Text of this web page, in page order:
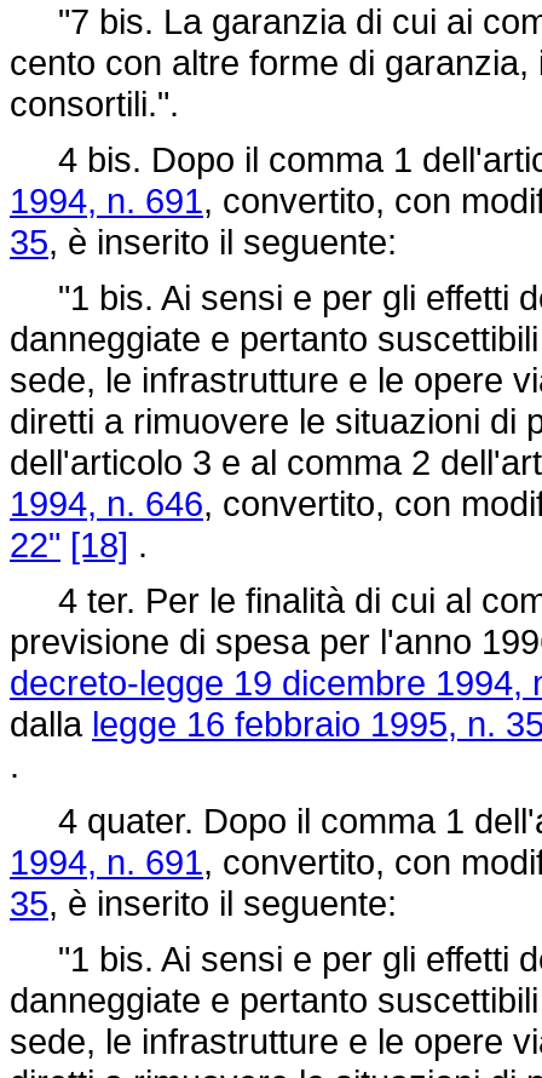
"7 bis. La garanzia di cui ai
cento con altre forme di
consortili.".
4 bis. Dopo il comma 1
1994, n. 691, convertito, con
35, è inserito il seguente:
"1 bis. Ai sensi e per gli effetti
danneggiate e pertanto
sede, le infrastrutture e le opere
diretti a rimuovere le situazioni di
dell'articolo 3 e al comma 2
1994, n. 646, convertito, con
22" [18] .
4 ter. Per le finalità di cui al
previsione di spesa per l'anno
decreto-legge 19 dicembre 1994,
dalla legge 16 febbraio 1995, n.
.
4 quater. Dopo il comma 1
1994, n. 691, convertito, con
35, è inserito il seguente:
"1 bis. Ai sensi e per gli effetti
danneggiate e pertanto
sede, le infrastrutture e le opere